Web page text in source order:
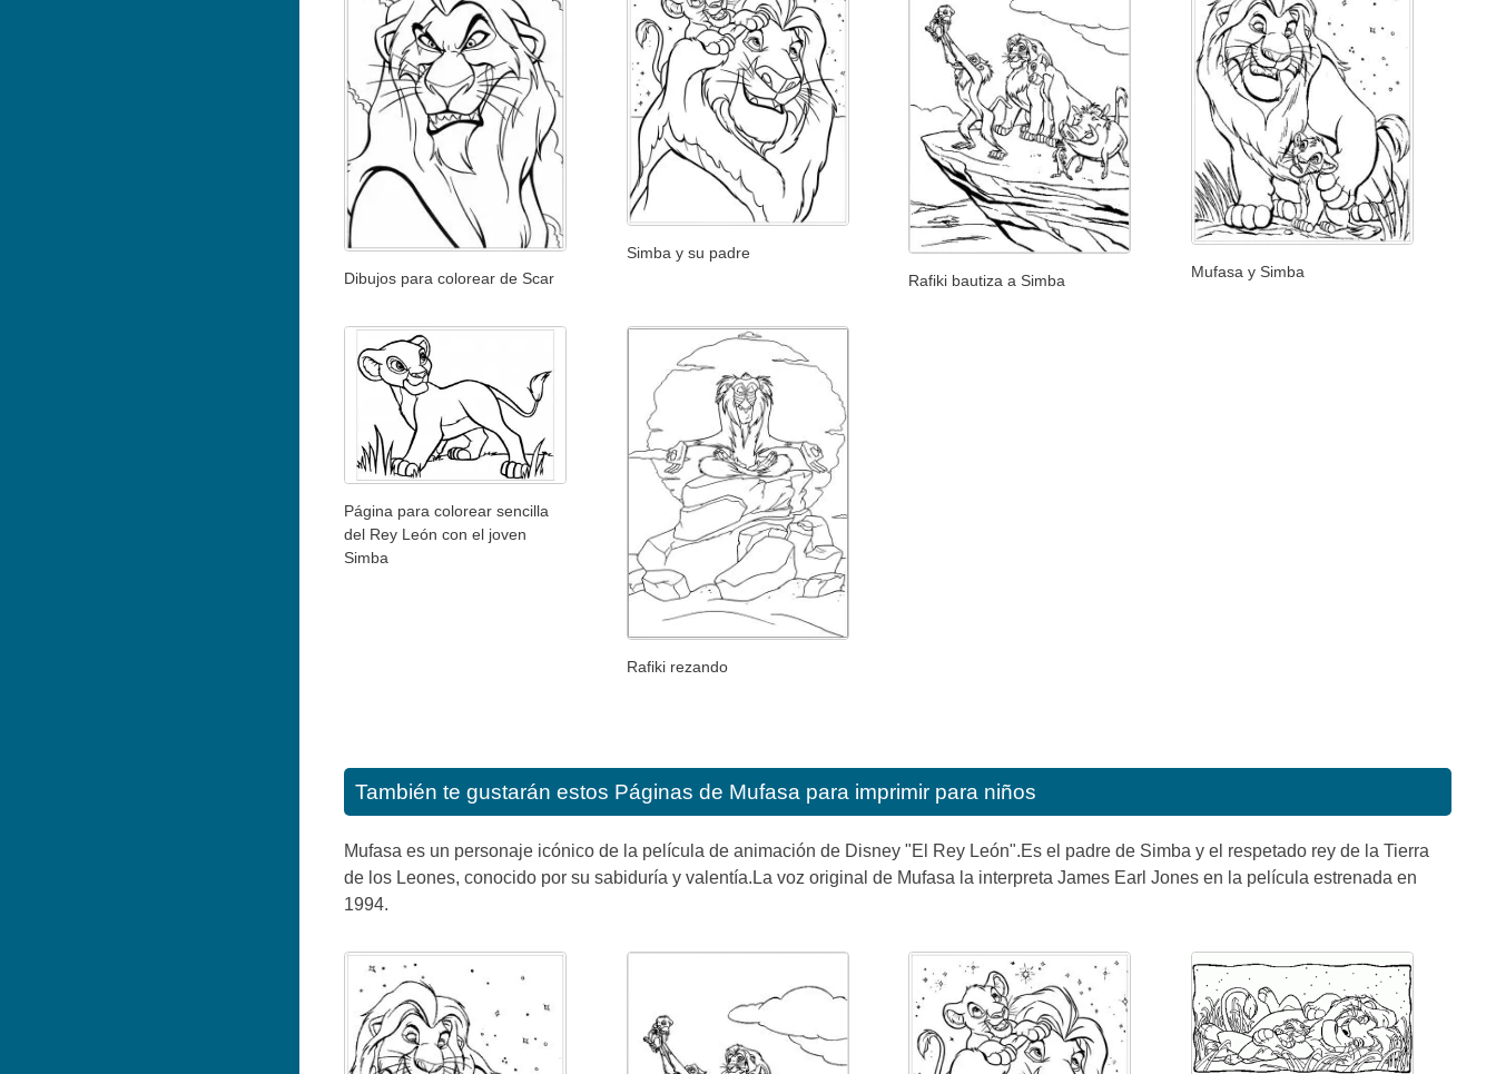
Dibujos para colorear de Scar
Simba y su padre
Rafiki bautiza a Simba
Mufasa y Simba
Página para colorear sencilla
del Rey León con el joven
Simba
Rafiki rezando
También te gustarán estos Páginas de Mufasa para imprimir para niños
Mufasa es un personaje icónico de la película de animación de Disney "El Rey León".Es el padre de Simba y el respetado rey de la Tierra
de los Leones, conocido por su sabiduría y valentía.La voz original de Mufasa la interpreta James Earl Jones en la película estrenada en
1994.